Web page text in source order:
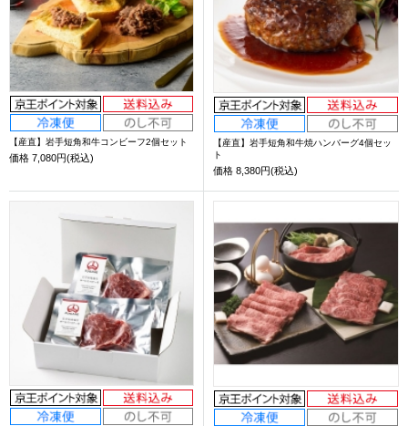
【産直】岩手短角和牛コンビーフ2個セット
価格 7,080円(税込)
【産直】岩手短角和牛焼ハンバーグ4個セッ
ト
価格 8,380円(税込)